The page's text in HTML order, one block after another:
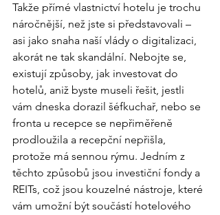
Takže přímé vlastnictví hotelu je trochu
náročnější, než jste si představovali –
asi jako snaha naší vlády o digitalizaci,
akorát ne tak skandální. Nebojte se,
existují způsoby, jak investovat do
hotelů, aniž byste museli řešit, jestli
vám dneska dorazil šéfkuchař, nebo se
fronta u recepce se nepřiměřeně
prodloužila a recepční nepřišla,
protože má sennou rýmu. Jedním z
těchto způsobů jsou investiční fondy a
REITs, což jsou kouzelné nástroje, které
vám umožní být součástí hotelového